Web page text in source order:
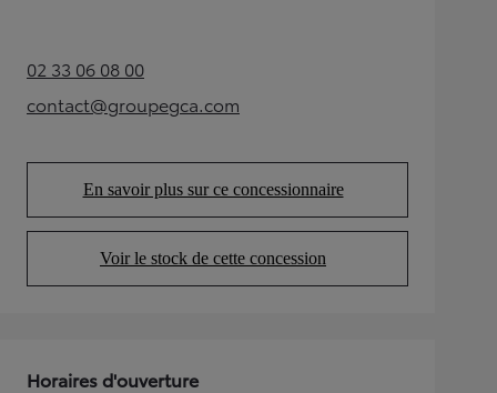
02 33 06 08 00(Opens in new tab)
contact@groupegca.com
(Opens in new tab)
En savoir plus sur ce concessionnaire
(Opens in new tab)
Voir le stock de cette concession
(Opens in new tab)
Horaires d'ouverture